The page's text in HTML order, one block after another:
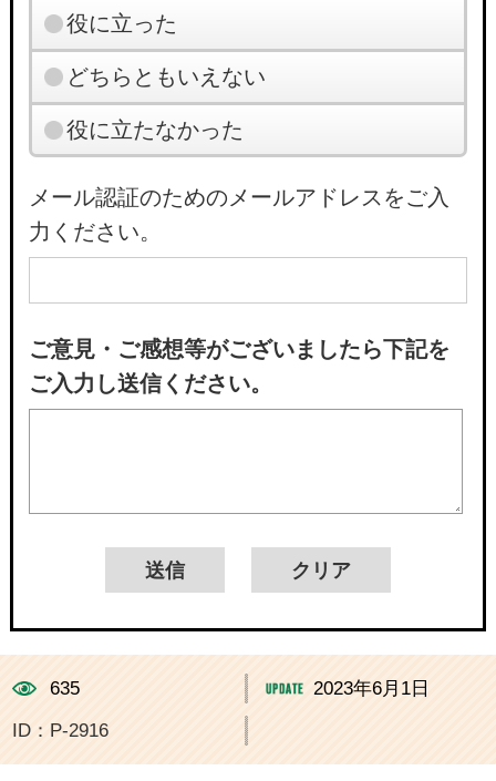
役に立った
どちらともいえない
役に立たなかった
メール認証のためのメールアドレスをご入
力ください。
ご意見・ご感想等がございましたら下記を
ご入力し送信ください。
635 2023年6月1日
ID：P-2916